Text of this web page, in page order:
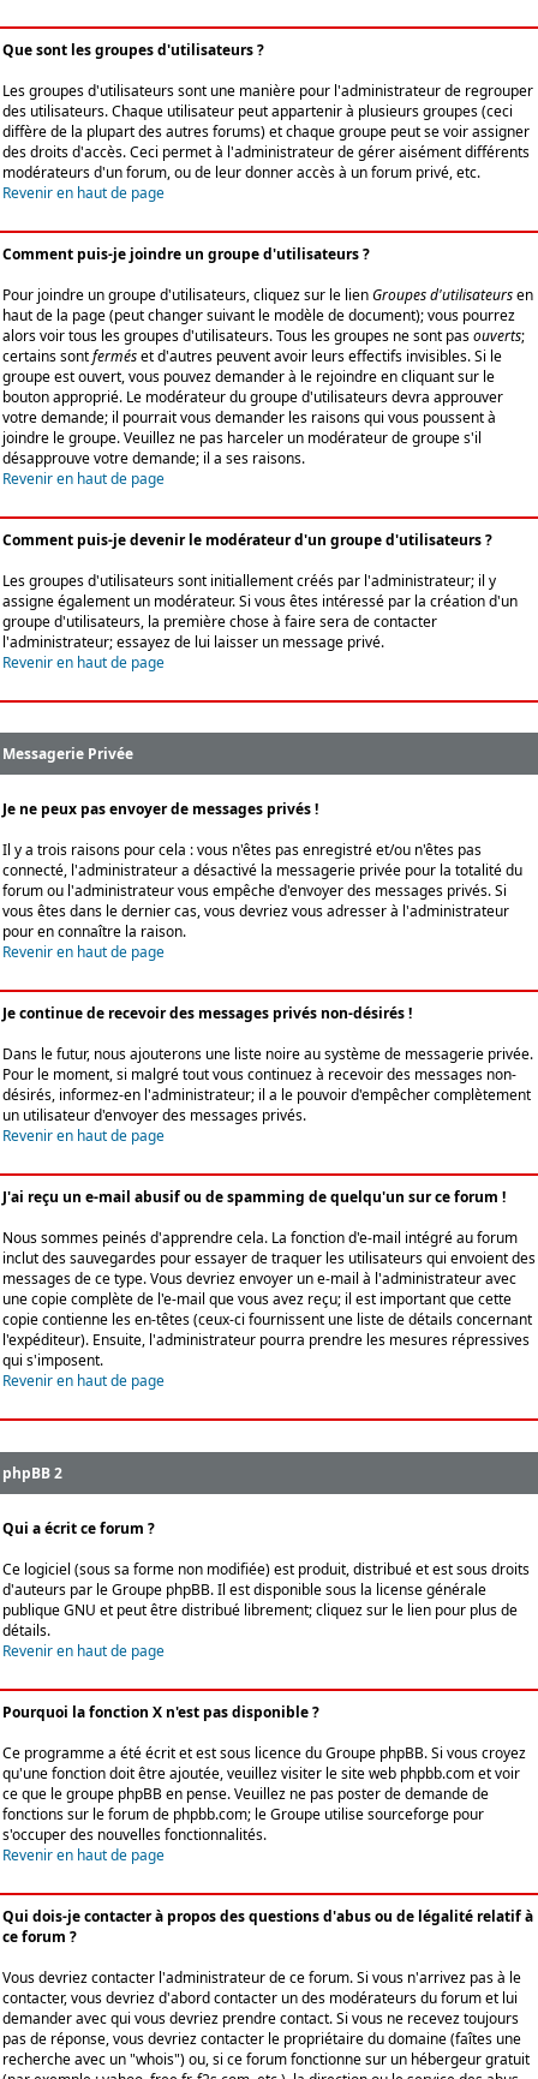
Que sont les groupes d'utilisateurs ?
Les groupes d'utilisateurs sont une manière pour l'administrateur de regrouper
des utilisateurs. Chaque utilisateur peut appartenir à plusieurs groupes (ceci
diffère de la plupart des autres forums) et chaque groupe peut se voir assigner
des droits d'accès. Ceci permet à l'administrateur de gérer aisément différents
modérateurs d'un forum, ou de leur donner accès à un forum privé, etc.
Revenir en haut de page
Comment puis-je joindre un groupe d'utilisateurs ?
Pour joindre un groupe d'utilisateurs, cliquez sur le lienGroupes d'utilisateursen
haut de la page (peut changer suivant le modèle de document); vous pourrez
alors voir tous les groupes d'utilisateurs. Tous les groupes ne sont pasouverts;
certains sontferméset d'autres peuvent avoir leurs effectifs invisibles. Si le
groupe est ouvert, vous pouvez demander à le rejoindre en cliquant sur le
bouton approprié. Le modérateur du groupe d'utilisateurs devra approuver
votre demande; il pourrait vous demander les raisons qui vous poussent à
joindre le groupe. Veuillez ne pas harceler un modérateur de groupe s'il
désapprouve votre demande; il a ses raisons.
Revenir en haut de page
Comment puis-je devenir le modérateur d'un groupe d'utilisateurs ?
Les groupes d'utilisateurs sont initiallement créés par l'administrateur; il y
assigne également un modérateur. Si vous êtes intéressé par la création d'un
groupe d'utilisateurs, la première chose à faire sera de contacter
l'administrateur; essayez de lui laisser un message privé.
Revenir en haut de page
Messagerie Privée
Je ne peux pas envoyer de messages privés !
Il y a trois raisons pour cela : vous n'êtes pas enregistré et/ou n'êtes pas
connecté, l'administrateur a désactivé la messagerie privée pour la totalité du
forum ou l'administrateur vous empêche d'envoyer des messages privés. Si
vous êtes dans le dernier cas, vous devriez vous adresser à l'administrateur
pour en connaître la raison.
Revenir en haut de page
Je continue de recevoir des messages privés non-désirés !
Dans le futur, nous ajouterons une liste noire au système de messagerie privée.
Pour le moment, si malgré tout vous continuez à recevoir des messages non-
désirés, informez-en l'administrateur; il a le pouvoir d'empêcher complètement
un utilisateur d'envoyer des messages privés.
Revenir en haut de page
J'ai reçu un e-mail abusif ou de spamming de quelqu'un sur ce forum !
Nous sommes peinés d'apprendre cela. La fonction d'e-mail intégré au forum
inclut des sauvegardes pour essayer de traquer les utilisateurs qui envoient des
messages de ce type. Vous devriez envoyer un e-mail à l'administrateur avec
une copie complète de l'e-mail que vous avez reçu; il est important que cette
copie contienne les en-têtes (ceux-ci fournissent une liste de détails concernant
l'expéditeur). Ensuite, l'administrateur pourra prendre les mesures répressives
qui s'imposent.
Revenir en haut de page
phpBB 2
Qui a écrit ce forum ?
Ce logiciel (sous sa forme non modifiée) est produit, distribué et est sous droits
d'auteurs par leGroupe phpBB. Il est disponible sous la license générale
publique GNU et peut être distribué librement; cliquez sur le lien pour plus de
détails.
Revenir en haut de page
Pourquoi la fonction X n'est pas disponible ?
Ce programme a été écrit et est sous licence du Groupe phpBB. Si vous croyez
qu'une fonction doit être ajoutée, veuillez visiter le site web phpbb.com et voir
ce que le groupe phpBB en pense. Veuillez ne pas poster de demande de
fonctions sur le forum de phpbb.com; le Groupe utilise sourceforge pour
s'occuper des nouvelles fonctionnalités.
Revenir en haut de page
Qui dois-je contacter à propos des questions d'abus ou de légalité relatif à
ce forum ?
Vous devriez contacter l'administrateur de ce forum. Si vous n'arrivez pas à le
contacter, vous devriez d'abord contacter un des modérateurs du forum et lui
demander avec qui vous devriez prendre contact. Si vous ne recevez toujours
pas de réponse, vous devriez contacter le propriétaire du domaine (faîtes une
recherche avec un "whois") ou, si ce forum fonctionne sur un hébergeur gratuit